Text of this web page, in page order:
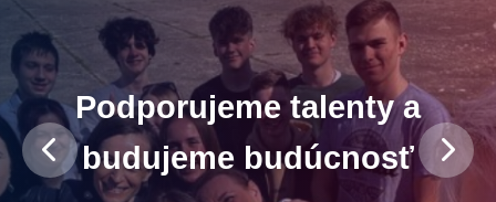
Podporujeme talenty a
budujeme budúcnosť